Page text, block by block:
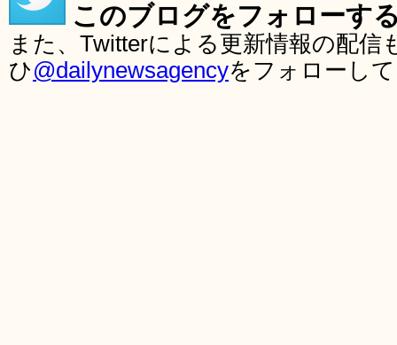
このブログをフォローす
また、Twitterによる更新情報の配
ひ@dailynewsagencyをフォローし